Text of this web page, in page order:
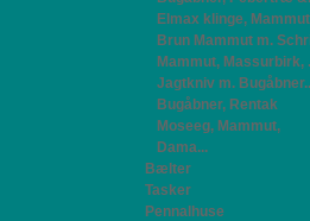
Elmax klinge,
Brun Mammut m.
Mammut, Massurbirk,
Jagtkniv m.
Bugåbner, Rentak
Moseeg, Mammut,
Dama...
Bælter
Tasker
Pennalhuse